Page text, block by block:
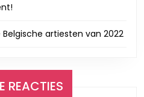
artiesten van 2022
REACTIES